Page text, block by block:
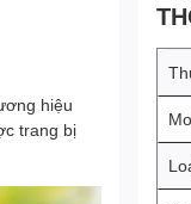
hiệu
trang bị